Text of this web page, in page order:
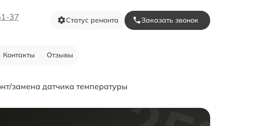
37 Статус ремонта Заказать звонок
Контакты Отзывы
замена датчика температуры